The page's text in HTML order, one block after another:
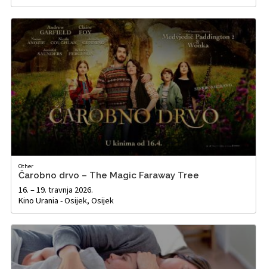
Other
Čarobno drvo – The Magic Faraway Tree
16. – 19. travnja 2026.
Kino Urania - Osijek, Osijek